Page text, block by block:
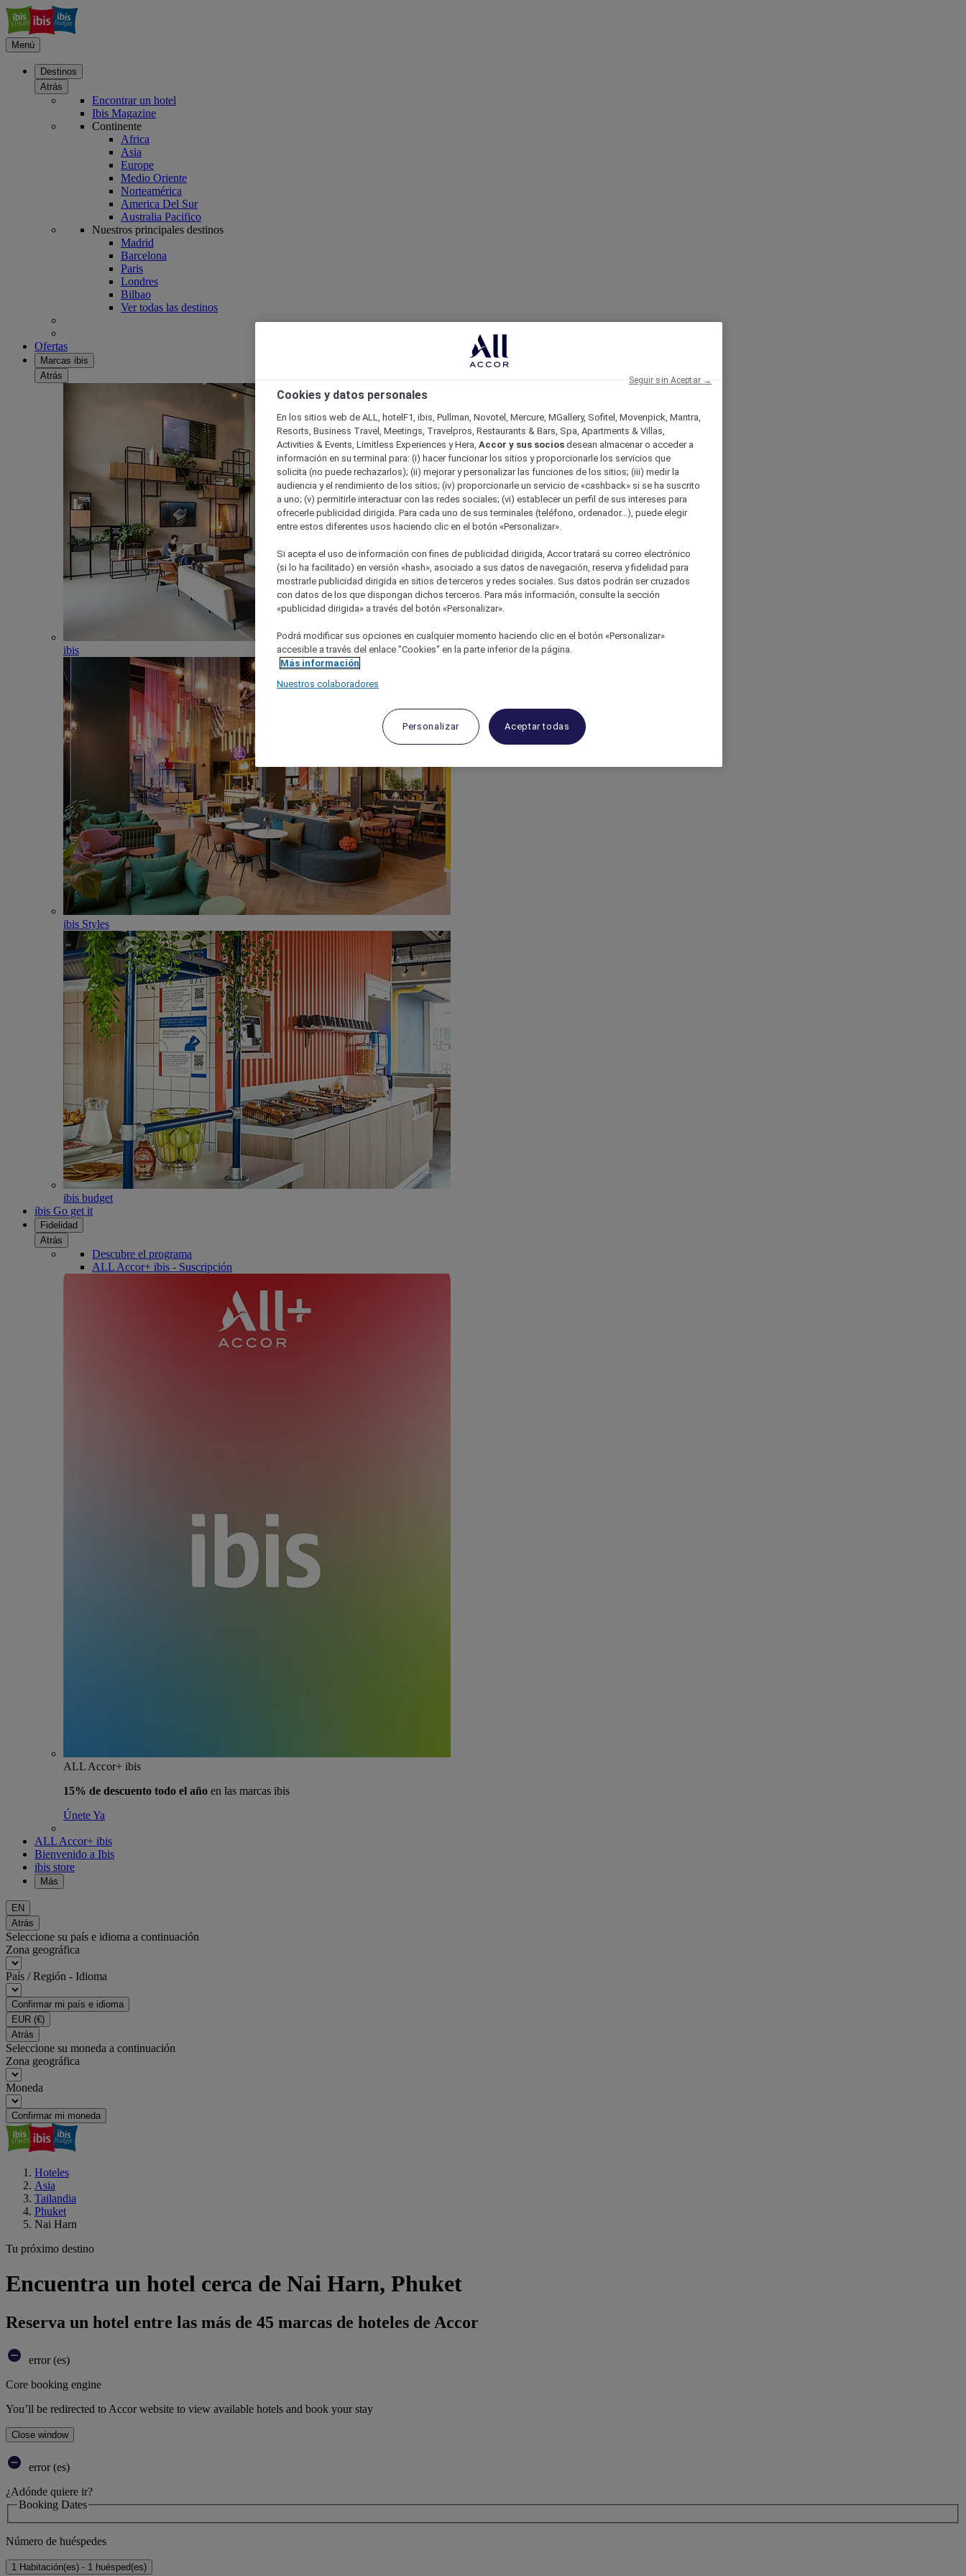
Menú
Destinos
Atrás
Encontrar un hotel
Ibis Magazine
Continente
Africa
Asia
Europe
Medio Oriente
Norteamérica
America Del Sur
Australia Pacifico
Nuestros principales destinos
Madrid
Barcelona
Paris
Londres
Bilbao
Ver todas las destinos
Ofertas
Marcas ibis
Atrás
ibis
ibis Styles
ibis budget
ibis Go get it
Fidelidad
Atrás
Descubre el programa
ALL Accor+ ibis - Suscripción
ALL Accor+ ibis
15% de descuento todo el año en las marcas ibis
Únete Ya
ALL Accor+ ibis
Bienvenido a Ibis
ibis store
Más
EN
Atrás
Seleccione su país e idioma a continuación
Zona geográfica
País / Región - Idioma
Confirmar mi país e idioma
EUR (€)
Atrás
Seleccione su moneda a continuación
Zona geográfica
Moneda
Confirmar mi moneda
Hoteles
Asia
Tailandia
Phuket
Nai Harn
Tu próximo destino
Encuentra un hotel cerca de Nai Harn, Phuket
Reserva un hotel entre las más de 45 marcas de hoteles de Accor
error (es)
Core booking engine
You’ll be redirected to Accor website to view available hotels and book your stay
Close window
error (es)
¿Adónde quiere ir?
Booking Dates
Número de huéspedes
1 Habitación(es) - 1 huésped(es)
Cookies y datos personales
En los sitios web de ALL, hotelF1, ibis, Pullman, Novotel, Mercure, MGallery, Sofitel, Movenpick, Mantra,
Resorts, Business Travel, Meetings, Travelpros, Restaurants & Bars, Spa, Apartments & Villas,
Activities & Events, Limitless Experiences y Hera, Accor y sus socios desean almacenar o acceder a
información en su terminal para: (i) hacer funcionar los sitios y proporcionarle los servicios que
solicita (no puede rechazarlos); (ii) mejorar y personalizar las funciones de los sitios; (iii) medir la
audiencia y el rendimiento de los sitios; (iv) proporcionarle un servicio de «cashback» si se ha suscrito
a uno; (v) permitirle interactuar con las redes sociales; (vi) establecer un perfil de sus intereses para
ofrecerle publicidad dirigida. Para cada uno de sus terminales (teléfono, ordenador...), puede elegir
entre estos diferentes usos haciendo clic en el botón «Personalizar».
Si acepta el uso de información con fines de publicidad dirigida, Accor tratará su correo electrónico
(si lo ha facilitado) en versión «hash», asociado a sus datos de navegación, reserva y fidelidad para
mostrarle publicidad dirigida en sitios de terceros y redes sociales. Sus datos podrán ser cruzados
con datos de los que dispongan dichos terceros. Para más información, consulte la sección
«publicidad dirigida» a través del botón «Personalizar».
Podrá modificar sus opciones en cualquier momento haciendo clic en el botón «Personalizar»
accesible a través del enlace "Cookies" en la parte inferior de la página.
Más información
Nuestros colaboradores
Personalizar Aceptar todas
Seguir sin Aceptar →